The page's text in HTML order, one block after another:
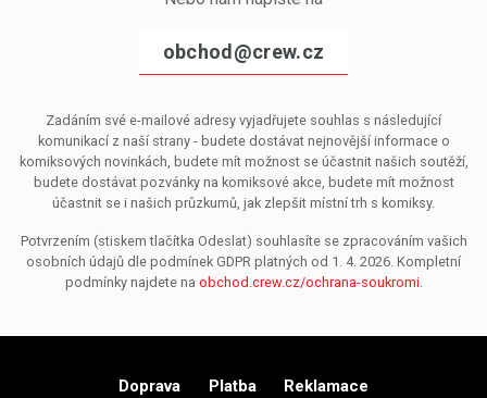
obchod@crew.cz
Zadáním své e-mailové adresy vyjadřujete souhlas s následující
komunikací z naší strany - budete dostávat nejnovější informace o
komiksových novinkách, budete mít možnost se účastnit našich soutěží,
budete dostávat pozvánky na komiksové akce, budete mít možnost
účastnit se i našich průzkumů, jak zlepšit místní trh s komiksy.
Potvrzením (stiskem tlačítka Odeslat) souhlasíte se zpracováním vašich
osobních údajů dle podmínek GDPR platných od 1. 4. 2026. Kompletní
podmínky najdete na obchod.crew.cz/ochrana-soukromi.
Doprava Platba
Reklamace